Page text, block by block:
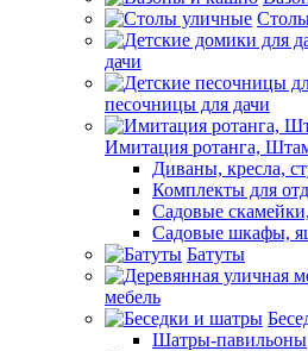
дачи
песочницы для дачи
Имитация ротанга,
Диваны, кресла,
Комплекты для
Садовые
Садовые шкафы,
Батуты
мебель
Шатры-павильоны